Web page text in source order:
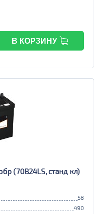
В КОРЗИНУ
(70B24LS, станд кл)
58
490